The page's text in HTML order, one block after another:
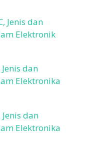
Jenis dan
Elektronik
dan
Elektronika
Jenis dan
Elektronika